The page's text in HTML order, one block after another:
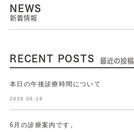
NEWS
新着情報
RECENT POSTS 最近の投稿
本日の午後診療時間について
2026.06.18
6月の診療案内です。